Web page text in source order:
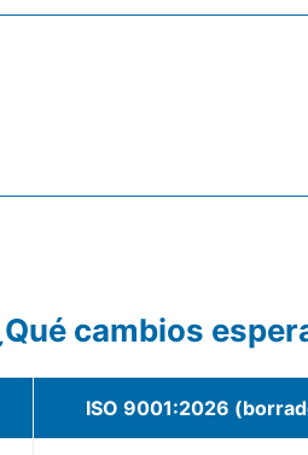
cambios
ISO 9001:2026